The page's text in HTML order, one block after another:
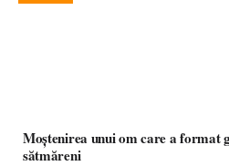
Moștenirea unui om care a format generații
sătmăreni